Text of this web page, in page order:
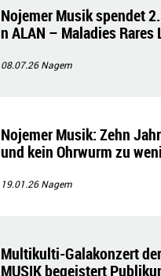
Nojemer Musik spendet
n ALAN – Maladies Rares
08.07.26Nagem
Nojemer Musik: Zehn
und kein Ohrwurm zu
19.01.26Nagem
Multikulti-Galakonzert
MUSIK begeistert